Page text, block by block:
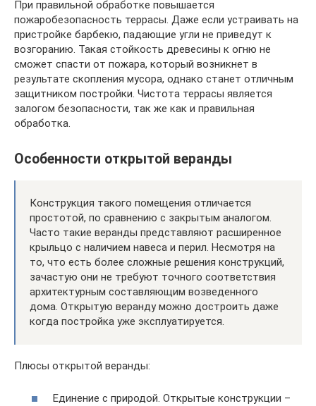
При правильной обработке повышается
пожаробезопасность террасы. Даже если устраивать на
пристройке барбекю, падающие угли не приведут к
возгоранию. Такая стойкость древесины к огню не
сможет спасти от пожара, который возникнет в
результате скопления мусора, однако станет отличным
защитником постройки. Чистота террасы является
залогом безопасности, так же как и правильная
обработка.
Особенности открытой веранды
Конструкция такого помещения отличается
простотой, по сравнению с закрытым аналогом.
Часто такие веранды представляют расширенное
крыльцо с наличием навеса и перил. Несмотря на
то, что есть более сложные решения конструкций,
зачастую они не требуют точного соответствия
архитектурным составляющим возведенного
дома. Открытую веранду можно достроить даже
когда постройка уже эксплуатируется.
Плюсы открытой веранды:
Единение с природой. Открытые конструкции –